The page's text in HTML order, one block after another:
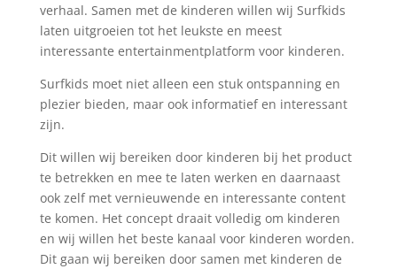
verhaal. Samen met de kinderen willen wij Surfkids
laten uitgroeien tot het leukste en meest
interessante entertainmentplatform voor kinderen.
Surfkids moet niet alleen een stuk ontspanning en
plezier bieden, maar ook informatief en interessant
zijn.
Dit willen wij bereiken door kinderen bij het product
te betrekken en mee te laten werken en daarnaast
ook zelf met vernieuwende en interessante content
te komen. Het concept draait volledig om kinderen
en wij willen het beste kanaal voor kinderen worden.
Dit gaan wij bereiken door samen met kinderen de